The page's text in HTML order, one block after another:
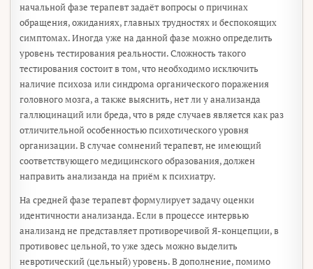
начальной фазе терапевт задаёт вопросы о причинах
обращения, ожиданиях, главных трудностях и беспокоящих
симптомах. Иногда уже на данной фазе можно определить
уровень тестирования реальности. Сложность такого
тестирования состоит в том, что необходимо исключить
наличие психоза или синдрома органического поражения
головного мозга, а также выяснить, нет ли у анализанда
галлюцинаций или бреда, что в ряде случаев является как раз
отличительной особенностью психотического уровня
организации. В случае сомнений терапевт, не имеющий
соответствующего медицинского образования, должен
направить анализанда на приём к психиатру.
На средней фазе терапевт формулирует задачу оценки
идентичности анализанда. Если в процессе интервью
анализанд не представляет противоречивой Я-концепции, в
противовес цельной, то уже здесь можно выделить
невротический (цельный) уровень. В дополнение, помимо